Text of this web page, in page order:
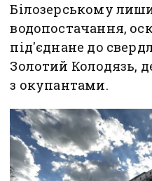
Білозерському
водопостачання,
під'єднане до
Золотий Колодязь,
з окупантами.